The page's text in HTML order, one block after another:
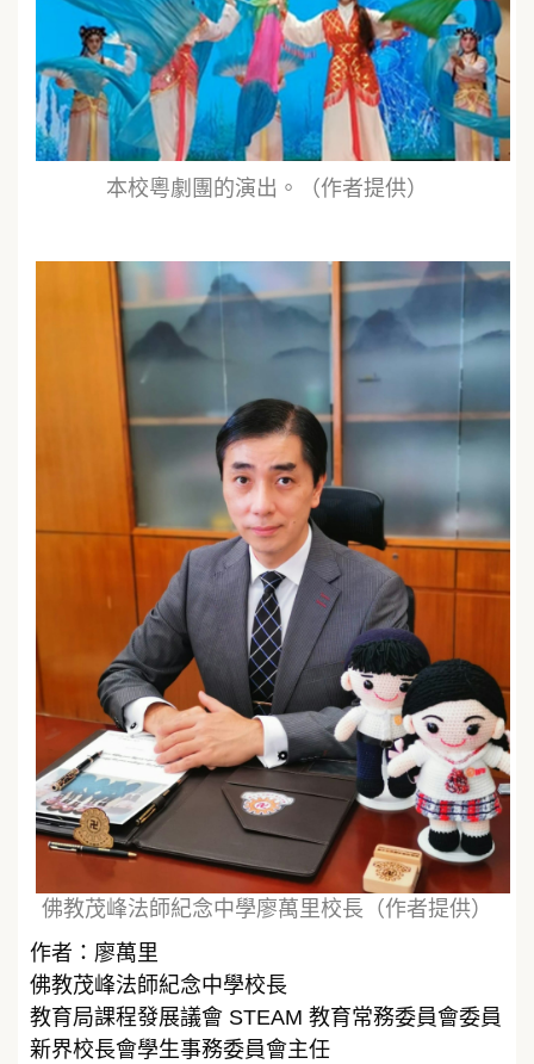
本校粵劇團的演出。（作者提供）
佛教茂峰法師紀念中學廖萬里校長（作者提供）
作者：廖萬里
佛教茂峰法師紀念中學校長
教育局課程發展議會 STEAM 教育常務委員會委員
新界校長會學生事務委員會主任